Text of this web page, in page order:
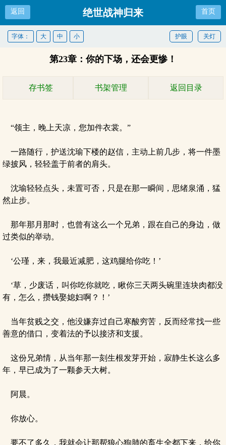
返回 绝世战神归来 首页
关灯
护眼
字体： 大 中 小
第23章：你的下场，还会更惨！
存书签 书架管理 返回目录
“领主，晚上天凉，您加件衣裳。”
一路随行，护送沈瑜下楼的赵信，主动上前几步，将一件墨
绿披风，轻轻盖于前者的肩头。
沈瑜轻轻点头，未置可否，只是在那一瞬间，思绪泉涌，猛
然止步。
那年那月那时，也曾有这么一个兄弟，跟在自己的身边，做
过类似的举动。
‘公瑾，来，我最近减肥，这鸡腿给你吃！’
‘草，少废话，叫你吃你就吃，瞅你三天两头碗里连块肉都没
有，怎么，攒钱娶媳妇啊？！’
当年贫贱之交，他没嫌弃过自己寒酸穷苦，反而经常找一些
善意的借口，变着法的予以接济和支援。
这份兄弟情，从当年那一刻生根发芽开始，寂静生长这么多
年，早已成为了一颗参天大树。
阿晨。
你放心。
要不了多久，我就会让那帮狼心狗肺的畜生全都下来，给你